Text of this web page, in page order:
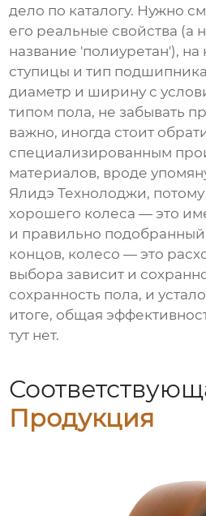
дело по каталогу. Нужно
его реальные свойства (а
название 'полиуретан'),
ступицы и тип
диаметр и ширину с
типом пола, не забывать
важно, иногда стоит
специализированным
материалов, вроде
Ялидэ Технолоджи, потому
хорошего колеса — это
и правильно
концов, колесо — это
выбора зависит и
сохранность пола, и
итоге, общая
тут нет.
Продукция